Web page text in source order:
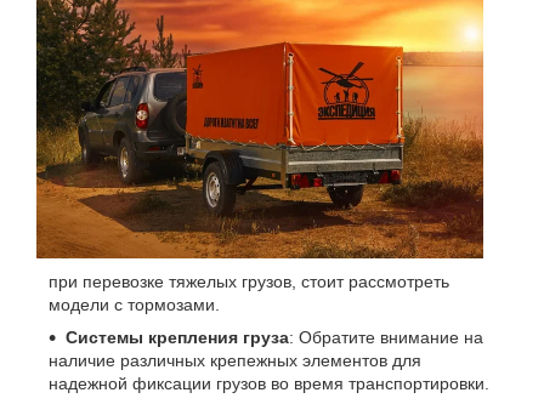
при перевозке тяжелых грузов, стоит рассмотреть
модели с тормозами.
Системы крепления груза: Обратите внимание на
наличие различных крепежных элементов для
надежной фиксации грузов во время транспортировки.